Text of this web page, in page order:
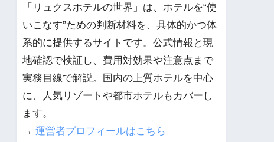
「リュクスホテルの世界」は、ホテルを“使
いこなす”ための判断材料を、具体的かつ体
系的に提供するサイトです。公式情報と現
地確認で検証し、費用対効果や注意点まで
実務目線で解説。国内の上質ホテルを中心
に、人気リゾートや都市ホテルもカバーし
ます。
→ 運営者プロフィールはこちら